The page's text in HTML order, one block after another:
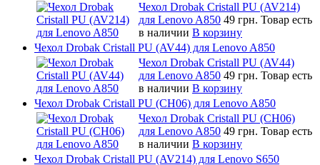
Чехол Drobak Cristall PU (AV214)
для Lenovo A850 49 грн. Товар есть
в наличии В корзину
Чехол Drobak Cristall PU (AV44) для Lenovo A850
Чехол Drobak Cristall PU (AV44)
для Lenovo A850 49 грн. Товар есть
в наличии В корзину
Чехол Drobak Cristall PU (CH06) для Lenovo A850
Чехол Drobak Cristall PU (CH06)
для Lenovo A850 49 грн. Товар есть
в наличии В корзину
Чехол Drobak Cristall PU (AV214) для Lenovo S650